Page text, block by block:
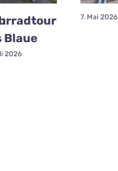
Blaue
2026
7. Mai 2026